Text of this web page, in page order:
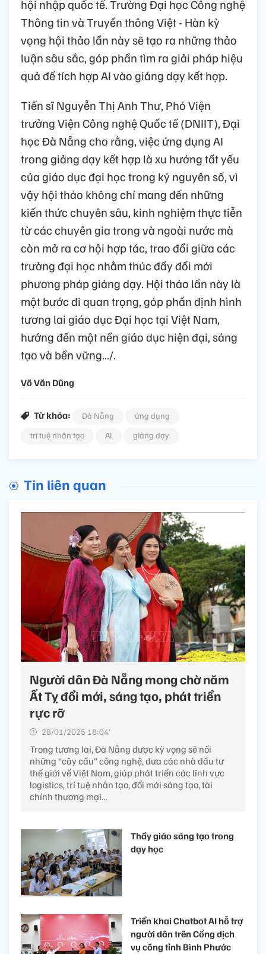
hội nhập quốc tế. Trường Đại học Công nghệ
Thông tin và Truyền thông Việt - Hàn kỳ
vọng hội thảo lần này sẽ tạo ra những thảo
luận sâu sắc, góp phần tìm ra giải pháp hiệu
quả để tích hợp AI vào giảng dạy kết hợp.
Tiến sĩ Nguyễn Thị Anh Thư, Phó Viện
trưởng Viện Công nghệ Quốc tế (DNIIT), Đại
học Đà Nẵng cho rằng, việc ứng dụng AI
trong giảng dạy kết hợp là xu hướng tất yếu
của giáo dục đại học trong kỷ nguyên số, vì
vậy hội thảo không chỉ mang đến những
kiến thức chuyên sâu, kinh nghiệm thực tiễn
từ các chuyên gia trong và ngoài nước mà
còn mở ra cơ hội hợp tác, trao đổi giữa các
trường đại học nhằm thúc đẩy đổi mới
phương pháp giảng dạy. Hội thảo lần này là
một bước đi quan trọng, góp phần định hình
tương lai giáo dục Đại học tại Việt Nam,
hướng đến một nền giáo dục hiện đại, sáng
tạo và bền vững…/.
Võ Văn Dũng
Từ khóa: Đà Nẵng
ứng dụng
trí tuệ nhân tạo
AI giảng dạy
Tin liên quan
Người dân Đà Nẵng mong chờ năm
Ất Tỵ đổi mới, sáng tạo, phát triển
rực rỡ
28/01/2025 18:04’
Trong tương lai, Đà Nẵng được kỳ vọng sẽ nối
những “cây cầu” công nghệ, đưa các nhà đầu tư
thế giới về Việt Nam, giúp phát triển các lĩnh vực
logistics, trí tuệ nhân tạo, đổi mới sáng tạo, tài
chính thương mại…
Thầy giáo sáng tạo trong
dạy học
Triển khai Chatbot AI hỗ trợ
người dân trên Cổng dịch
vụ công tỉnh Bình Phước